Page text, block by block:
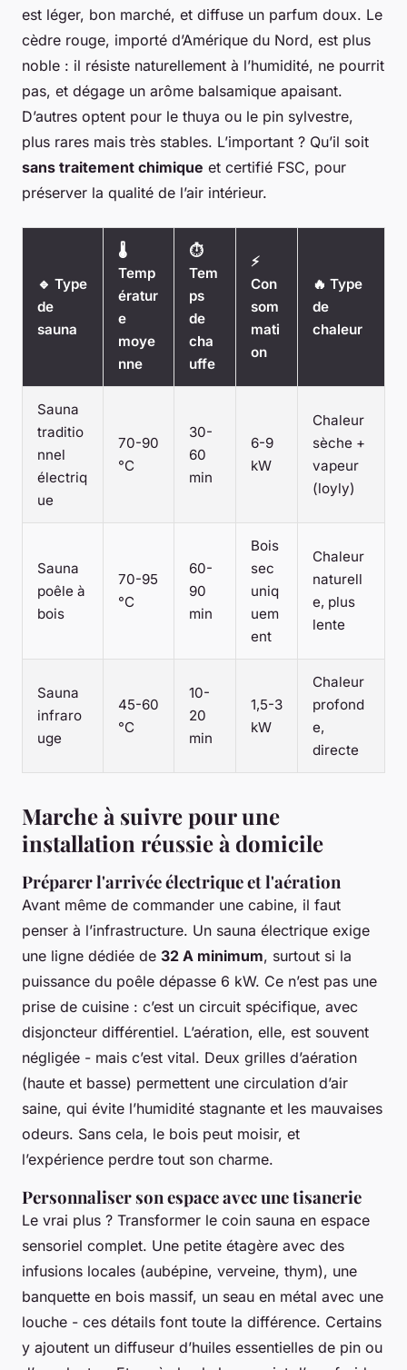
est léger, bon marché, et diffuse un parfum doux. Le
cèdre rouge, importé d’Amérique du Nord, est plus
noble : il résiste naturellement à l’humidité, ne pourrit
pas, et dégage un arôme balsamique apaisant.
D’autres optent pour le thuya ou le pin sylvestre,
plus rares mais très stables. L’important ? Qu’il soit
sans traitement chimique et certifié FSC, pour
préserver la qualité de l’air intérieur.
🔹 Type
de
sauna
🌡
Temp
ératur
e
moye
nne
⏱
Tem
ps
de
cha
uffe
⚡
Con
som
mati
on
🔥 Type
de
chaleur
Sauna
traditio
nnel
électriq
ue
70-90
°C
30-
60
min
6-9
kW
Chaleur
sèche +
vapeur
(loyly)
Sauna
poêle à
bois
70-95
°C
60-
90
min
Bois
sec
uniq
uem
ent
Chaleur
naturell
e, plus
lente
Sauna
infraro
uge
45-60
°C
10-
20
min
1,5-3
kW
Chaleur
profond
e,
directe
Marche à suivre pour une
installation réussie à domicile
Préparer l'arrivée électrique et l'aération
Avant même de commander une cabine, il faut
penser à l’infrastructure. Un sauna électrique exige
une ligne dédiée de 32 A minimum, surtout si la
puissance du poêle dépasse 6 kW. Ce n’est pas une
prise de cuisine : c’est un circuit spécifique, avec
disjoncteur différentiel. L’aération, elle, est souvent
négligée - mais c’est vital. Deux grilles d’aération
(haute et basse) permettent une circulation d’air
saine, qui évite l’humidité stagnante et les mauvaises
odeurs. Sans cela, le bois peut moisir, et
l’expérience perdre tout son charme.
Personnaliser son espace avec une tisanerie
Le vrai plus ? Transformer le coin sauna en espace
sensoriel complet. Une petite étagère avec des
infusions locales (aubépine, verveine, thym), une
banquette en bois massif, un seau en métal avec une
louche - ces détails font toute la différence. Certains
y ajoutent un diffuseur d’huiles essentielles de pin ou